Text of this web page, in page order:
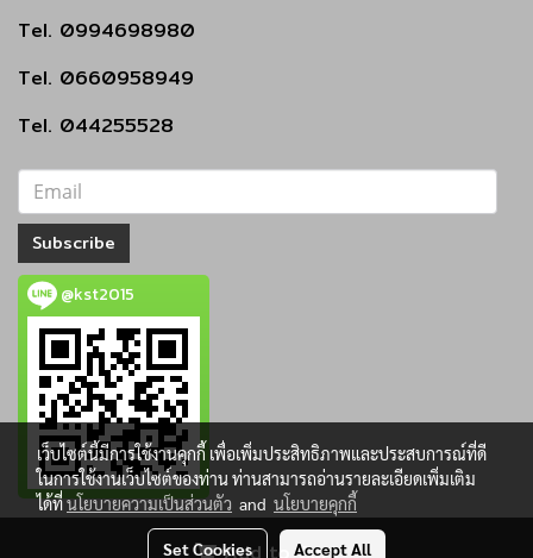
Tel. 0994698980
Tel. 0660958949
Tel. 044255528
Subscribe
@kst2015
เว็บไซต์นี้มีการใช้งานคุกกี้ เพื่อเพิ่มประสิทธิภาพและประสบการณ์ที่ดี
ในการใช้งานเว็บไซต์ของท่าน ท่านสามารถอ่านรายละเอียดเพิ่มเติม
ได้ที่นโยบายความเป็นส่วนตัว and นโยบายคุกกี้
Set Cookies Accept All